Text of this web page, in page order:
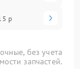
р
без учета
запчастей.